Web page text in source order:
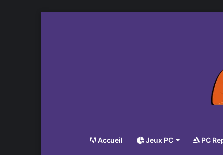
Accueil Jeux PC PC